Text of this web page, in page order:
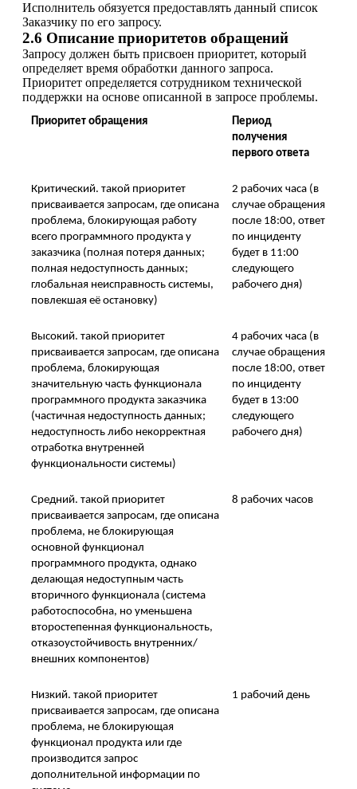
Исполнитель обязуется предоставлять данный список
Заказчику по его запросу.
2.6 Описание приоритетов обращений
Запросу должен быть присвоен приоритет, который
определяет время обработки данного запроса.
Приоритет определяется сотрудником технической
поддержки на основе описанной в запросе проблемы.
Приоритет обращения
Период
получения
первого ответа
Критический. такой приоритет
присваивается запросам, где описана
проблема, блокирующая работу
всего программного продукта у
заказчика (полная потеря данных;
полная недоступность данных;
глобальная неисправность системы,
повлекшая её остановку)
2 рабочих часа (в
случае обращения
после 18:00, ответ
по инциденту
будет в 11:00
следующего
рабочего дня)
Высокий. такой приоритет
присваивается запросам, где описана
проблема, блокирующая
значительную часть функционала
программного продукта заказчика
(частичная недоступность данных;
недоступность либо некорректная
отработка внутренней
функциональности системы)
4 рабочих часа (в
случае обращения
после 18:00, ответ
по инциденту
будет в 13:00
следующего
рабочего дня)
Средний. такой приоритет
присваивается запросам, где описана
проблема, не блокирующая
основной функционал
программного продукта, однако
делающая недоступным часть
вторичного функционала (система
работоспособна, но уменьшена
второстепенная функциональность,
отказоустойчивость внутренних/
внешних компонентов)
8 рабочих часов
Низкий. такой приоритет
присваивается запросам, где описана
проблема, не блокирующая
функционал продукта или где
производится запрос
дополнительной информации по
1 рабочий день